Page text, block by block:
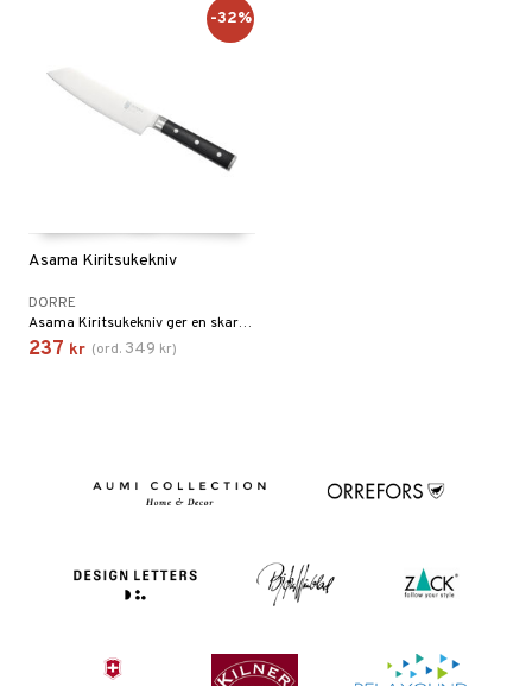
Asama Kiritsukekniv
DORRE
Asama Kiritsukekniv ger en skarp, mångsidig egg för både grönsaker och fisk.
237 kr (ord. 349 kr)
-32%